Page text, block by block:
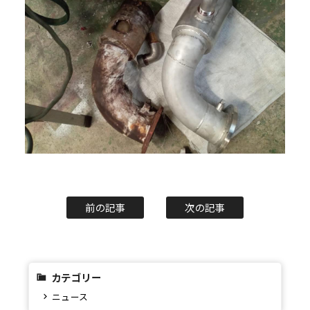
前の記事 次の記事
カテゴリー
ニュース